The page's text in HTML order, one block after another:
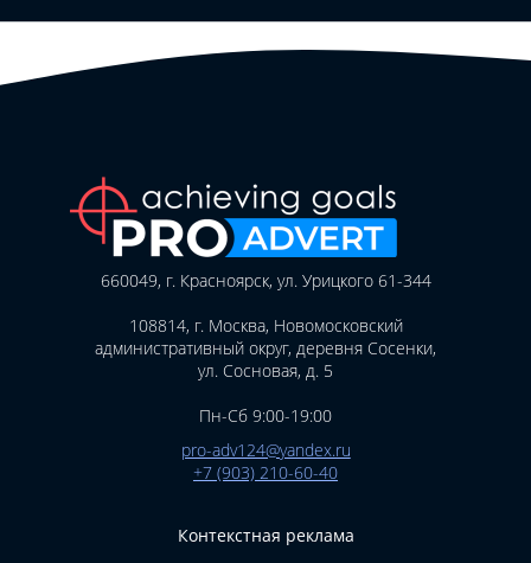
660049, г. Красноярск, ул. Урицкого 61-344
108814, г. Москва, Новомосковский
административный округ, деревня Сосенки,
ул. Сосновая, д. 5
Пн-Сб 9:00-19:00
pro-adv124@yandex.ru
+7 (903) 210-60-40
Контекстная реклама